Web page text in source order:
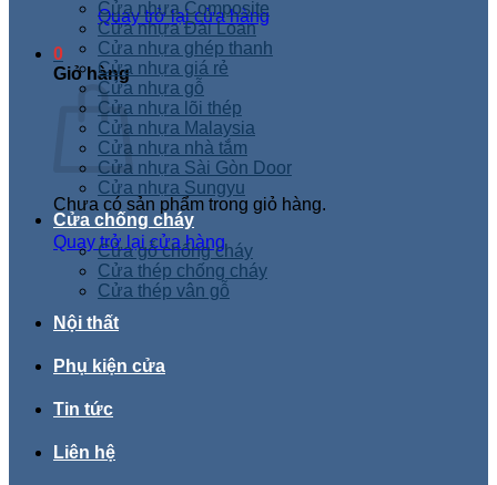
Quay trở lại cửa hàng
0
Giỏ hàng
Chưa có sản phẩm trong giỏ hàng.
Quay trở lại cửa hàng
Cửa nhựa Composite
Cửa nhựa Đài Loan
Cửa nhựa ghép thanh
Cửa nhựa giá rẻ
Cửa nhựa gỗ
Cửa nhựa lõi thép
Cửa nhựa Malaysia
Cửa nhựa nhà tắm
Cửa nhựa Sài Gòn Door
Cửa nhựa Sungyu
Cửa chống cháy
Cửa gỗ chống cháy
Cửa thép chống cháy
Cửa thép vân gỗ
Nội thất
Phụ kiện cửa
Tin tức
Liên hệ